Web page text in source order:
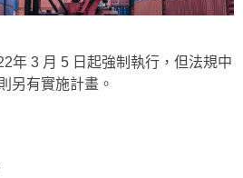
年 3 月 5 日起強制執行，但法規中
另有實施計畫。